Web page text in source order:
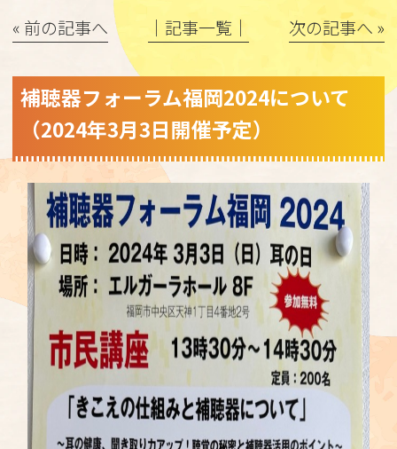
« 前の記事へ │記事一覧│ 次の記事へ »
補聴器フォーラム福岡2024について
（2024年3月3日開催予定）